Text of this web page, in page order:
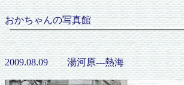
おかちゃんの写真館
2009.08.09 湯河原---熱海